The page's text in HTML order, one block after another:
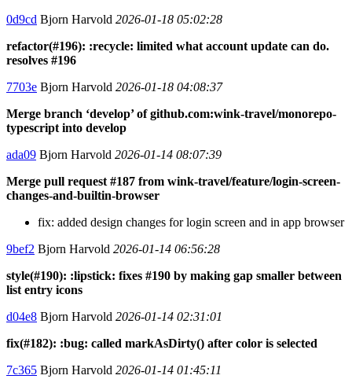
0d9cd Bjorn Harvold 2026-01-18 05:02:28
refactor(#196): :recycle: limited what account update can do.
resolves #196
7703e Bjorn Harvold 2026-01-18 04:08:37
Merge branch ‘develop’ of github.com:wink-travel/monorepo-
typescript into develop
ada09 Bjorn Harvold 2026-01-14 08:07:39
Merge pull request #187 from wink-travel/feature/login-screen-
changes-and-builtin-browser
fix: added design changes for login screen and in app browser
9bef2 Bjorn Harvold 2026-01-14 06:56:28
style(#190): :lipstick: fixes #190 by making gap smaller between
list entry icons
d04e8 Bjorn Harvold 2026-01-14 02:31:01
fix(#182): :bug: called markAsDirty() after color is selected
7c365 Bjorn Harvold 2026-01-14 01:45:11